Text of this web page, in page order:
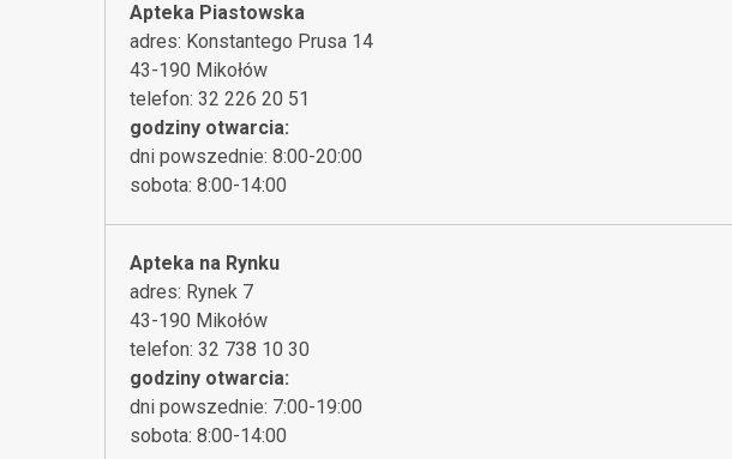
Apteka Piastowska
adres: Konstantego Prusa 14
43-190 Mikołów
telefon: 32 226 20 51
godziny otwarcia:
dni powszednie: 8:00-20:00
sobota: 8:00-14:00
Apteka na Rynku
adres: Rynek 7
43-190 Mikołów
telefon: 32 738 10 30
godziny otwarcia:
dni powszednie: 7:00-19:00
sobota: 8:00-14:00